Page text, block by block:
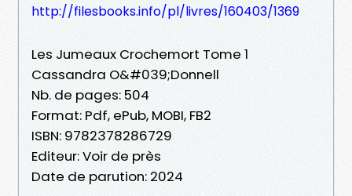
http://filesbooks.info/pl/livres/160403/1369
Les Jumeaux Crochemort Tome 1
Cassandra O&#039;Donnell
Nb. de pages: 504
Format: Pdf, ePub, MOBI, FB2
ISBN: 9782378286729
Editeur: Voir de près
Date de parution: 2024